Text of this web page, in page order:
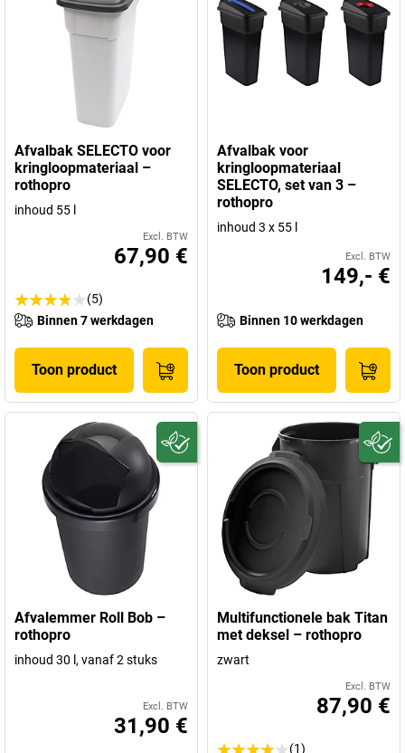
Afvalbak SELECTO voor
kringloopmateriaal –
rothopro
inhoud 55 l
Excl. BTW
67,90 €
(5)
Binnen 7 werkdagen
Toon product
Afvalbak voor
kringloopmateriaal
SELECTO, set van 3 –
rothopro
inhoud 3 x 55 l
Excl. BTW
149,- €
Binnen 10 werkdagen
Toon product
Afvalemmer Roll Bob –
rothopro
inhoud 30 l, vanaf 2 stuks
Excl. BTW
31,90 €
Multifunctionele bak Titan
met deksel – rothopro
zwart
Excl. BTW
87,90 €
(1)